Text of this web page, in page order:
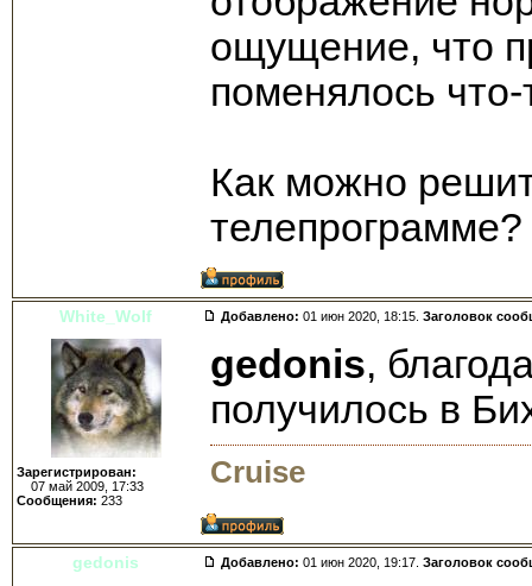
ощущение, что
поменялось что-
Как можно
телепрограмме?
White_Wolf Добавлено: 01 июн 2020, 18:15. Заголовок
Зарегистрирован:
07 май 2009, 17:33
Сообщения: 233
gedonis,
получилось в
Cruise
gedonis Добавлено: 01 июн 2020, 19:17. Заголовок